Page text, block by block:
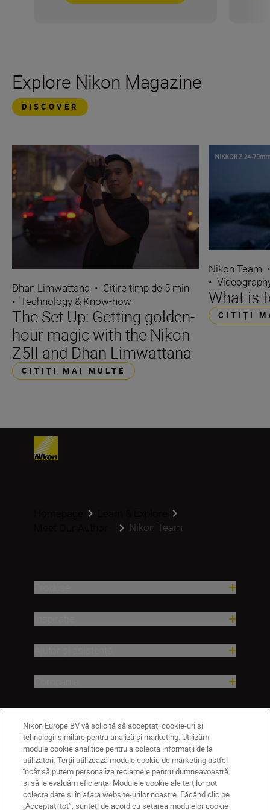
Explore Nikon Magazine
DISCOVER
Dhan Limwattana • Citire timp de 5 min
• Technology & Know-how
The Set Up: Getting golden-
hour magic with the Nikon
Z5II and Dhan Limwattana
CITIŢI MAI MULTE
Nikon Team
•
What is
CITIŢI
Nikon Team
MD Nikon Sites
Nikon Europe BV vă solicită să acceptați cookie-uri și
tehnologii similare pentru analiză și marketing. Utilizăm
module cookie analitice pentru a colecta informații de la
utilizatori. Terții utilizează module cookie de marketing astfel
încât să putem personaliza reclamele pentru dumneavoastră
și să le evaluăm eficiența. Modulele cookie ale terților pot
colecta date și în afara website-urilor noastre. Făcând clic pe
„Acceptați tot”, sunteți de acord cu setarea modulelor cookie